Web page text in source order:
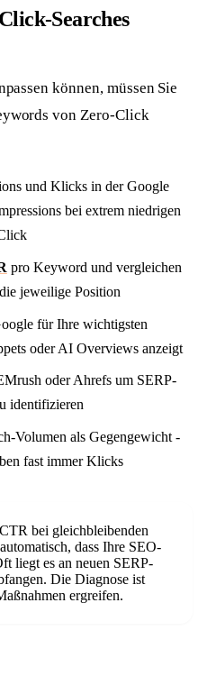
Searches
können, müssen Sie
von Zero-Click
und Klicks in der Google
bei extrem niedrigen
pro Keyword und vergleichen
jeweilige Position
für Ihre wichtigsten
oder AI Overviews anzeigt
oder Ahrefs um SERP-
identifizieren
Volumen als Gegengewicht -
fast immer Klicks
bei gleichbleibenden
dass Ihre SEO-
liegt es an neuen SERP-
Die Diagnose ist
ergreifen.